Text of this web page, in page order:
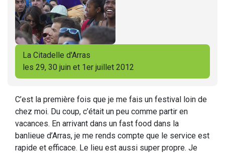
La Citadelle d'Arras
les 29, 30 juin et 1er juillet 2012
C’est la première fois que je me fais un festival loin de
chez moi. Du coup, c’était un peu comme partir en
vacances. En arrivant dans un fast food dans la
banlieue d’Arras, je me rends compte que le service est
rapide et efficace. Le lieu est aussi super propre. Je